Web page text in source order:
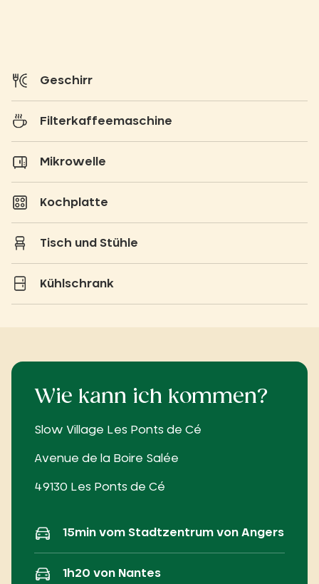
Geschirr
Filterkaffeemaschine
Mikrowelle
Kochplatte
Tisch und Stühle
Kühlschrank
Wie kann ich kommen?
Slow Village Les Ponts de Cé
Avenue de la Boire Salée
49130 Les Ponts de Cé
15min vom Stadtzentrum von Angers
1h20 von Nantes